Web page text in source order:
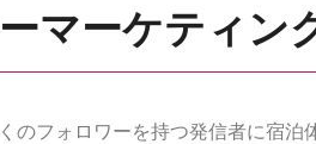
マーケティン
のフォロワーを持つ発信者に宿